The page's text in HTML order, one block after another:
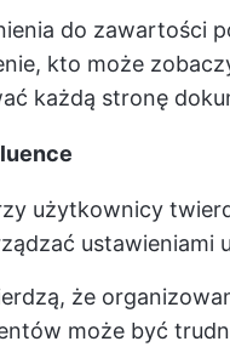
do zawartości
kto może
każdą stronę
użytkownicy
ustawieniami
że
może być